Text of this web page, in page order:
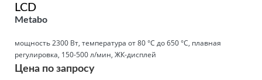
LCD
Metabo
мощность 2300 Вт, температура от 80 °С до 650 °С, плавная
регулировка, 150-500 л/мин, ЖК-дисплей
Цена по запросу